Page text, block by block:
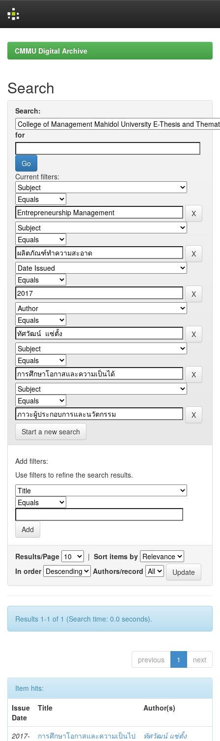
navigationCMMU Digital Archive
Search
Search:
for
Current filters:
Start a new search
Add filters:
Use filters to refine the search results.
Results/Page | Sort items by
In order
Authors/record
Results 1-1 of 1 (Search time: 0.0 seconds).
previous 1 next
Item hits:
Issue
Date
Title Author(s)
2017-
การศึกษาโอกาสและความเป็นไป
ทัศวัฒน์ แซ่ตั้ง